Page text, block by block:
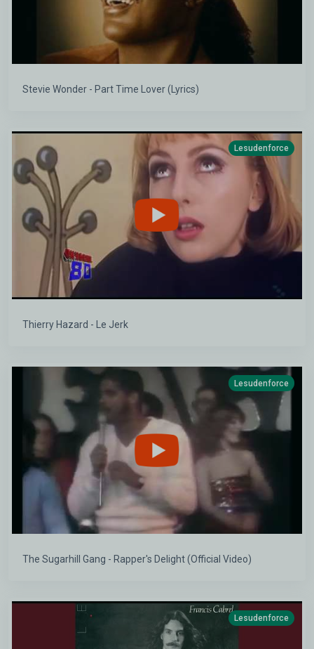
Stevie Wonder - Part Time Lover (Lyrics)
Lesudenforce
Thierry Hazard - Le Jerk
Lesudenforce
The Sugarhill Gang - Rapper's Delight (Official Video)
Lesudenforce